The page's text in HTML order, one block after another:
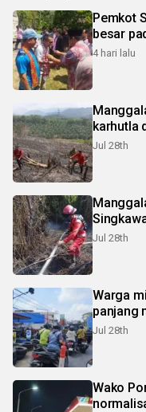
Pemkot
besar
4 hari lalu
karhutla
Jul 28th
Jul 28th
Warga
panjang
Jul 28th
Wako